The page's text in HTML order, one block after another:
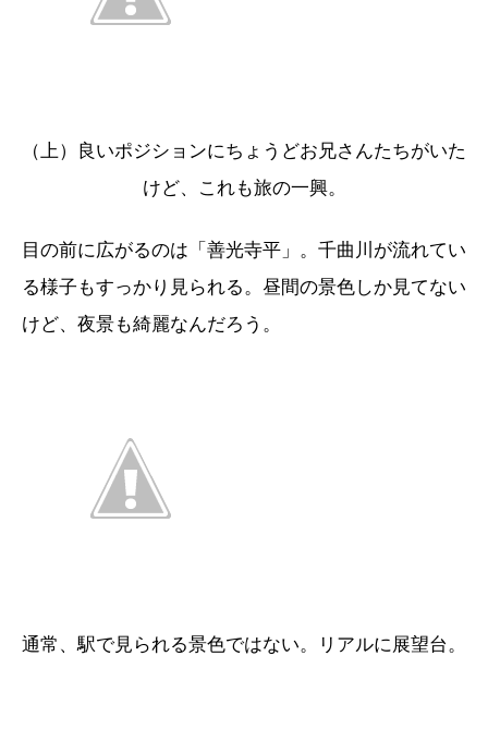
（上）良いポジションにちょうどお兄さんたちがいた
けど、これも旅の一興。
目の前に広がるのは「善光寺平」。千曲川が流れてい
る様子もすっかり見られる。昼間の景色しか見てない
けど、夜景も綺麗なんだろう。
通常、駅で見られる景色ではない。リアルに展望台。